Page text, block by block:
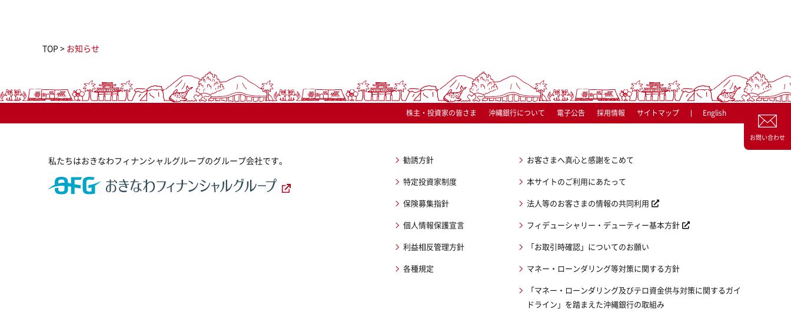
TOP > お知らせ
株主・投資家の皆さま 沖縄銀行について 電子公告 採用情報 サイトマップ English
お問い合わせ
私たちはおきなわフィナンシャルグループのグループ会社です。
勧誘方針
特定投資家制度
保険募集指針
個人情報保護宣言
利益相反管理方針
各種規定
お客さまへ真心と感謝をこめて
本サイトのご利用にあたって
法人等のお客さまの情報の共同利用
フィデューシャリー・デューティー基本方針
「お取引時確認」についてのお願い
マネー・ローンダリング等対策に関する方針
「マネー・ローンダリング及びテロ資金供与対策に関するガイ
ドライン」を踏まえた沖縄銀行の取組み